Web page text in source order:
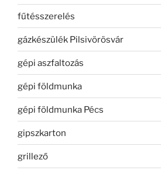
fűtésszerelés
gázkészülék Pilsivörösvár
gépi aszfaltozás
gépi földmunka
gépi földmunka Pécs
gipszkarton
grillező